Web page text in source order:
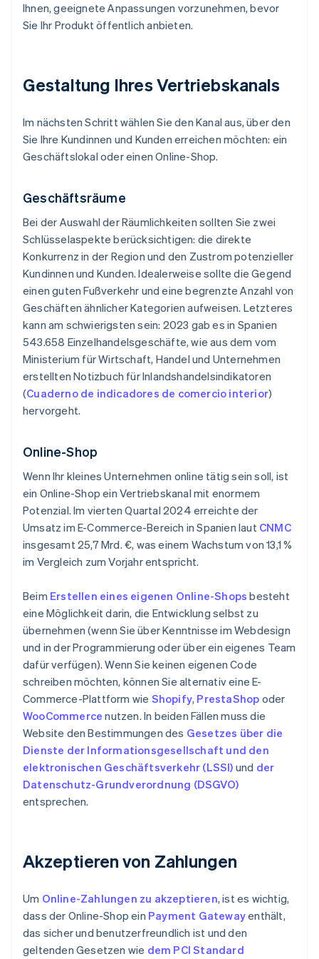
Ihnen, geeignete Anpassungen vorzunehmen, bevor
Sie Ihr Produkt öffentlich anbieten.
Gestaltung Ihres Vertriebskanals
Im nächsten Schritt wählen Sie den Kanal aus, über den
Sie Ihre Kundinnen und Kunden erreichen möchten: ein
Geschäftslokal oder einen Online-Shop.
Geschäftsräume
Bei der Auswahl der Räumlichkeiten sollten Sie zwei
Schlüsselaspekte berücksichtigen: die direkte
Konkurrenz in der Region und den Zustrom potenzieller
Kundinnen und Kunden. Idealerweise sollte die Gegend
einen guten Fußverkehr und eine begrenzte Anzahl von
Geschäften ähnlicher Kategorien aufweisen. Letzteres
kann am schwierigsten sein: 2023 gab es in Spanien
543.658 Einzelhandelsgeschäfte, wie aus dem vom
Ministerium für Wirtschaft, Handel und Unternehmen
erstellten Notizbuch für Inlandshandelsindikatoren
(Cuaderno de indicadores de comercio interior)
hervorgeht.
Online-Shop
Wenn Ihr kleines Unternehmen online tätig sein soll, ist
ein Online-Shop ein Vertriebskanal mit enormem
Potenzial. Im vierten Quartal 2024 erreichte der
Umsatz im E-Commerce-Bereich in Spanien laut CNMC
insgesamt 25,7 Mrd. €, was einem Wachstum von 13,1 %
im Vergleich zum Vorjahr entspricht.
Beim Erstellen eines eigenen Online-Shops besteht
eine Möglichkeit darin, die Entwicklung selbst zu
übernehmen (wenn Sie über Kenntnisse im Webdesign
und in der Programmierung oder über ein eigenes Team
dafür verfügen). Wenn Sie keinen eigenen Code
schreiben möchten, können Sie alternativ eine E-
Commerce-Plattform wie Shopify, PrestaShop oder
WooCommerce nutzen. In beiden Fällen muss die
Website den Bestimmungen des Gesetzes über die
Dienste der Informationsgesellschaft und den
elektronischen Geschäftsverkehr (LSSI) und der
Datenschutz-Grundverordnung (DSGVO)
entsprechen.
Akzeptieren von Zahlungen
Um Online-Zahlungen zu akzeptieren, ist es wichtig,
dass der Online-Shop ein Payment Gatewayenthält,
das sicher und benutzerfreundlich ist und den
geltenden Gesetzen wie dem PCI Standard